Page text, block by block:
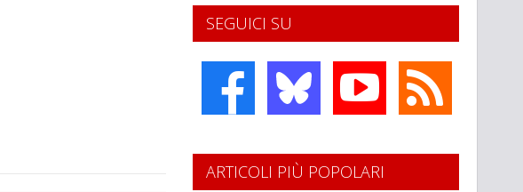
SEGUICI SU
ARTICOLI PIÙ POPOLARI